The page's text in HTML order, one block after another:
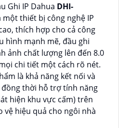
Ghi IP Dahua DHI-
một thiết bị công nghệ IP
thích hợp cho cả công
hình mạnh mẽ, đầu ghi
ảnh chất lượng lên đến 8.0
chi tiết một cách rõ nét.
là khả năng kết nối và
đồng thời hỗ trợ tính năng
hiện khu vực cấm) trên
vệ hiệu quả cho ngôi nhà